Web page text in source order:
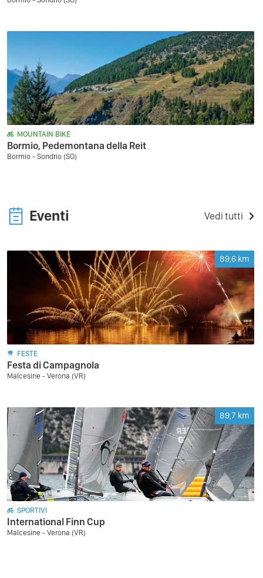
MOUNTAIN BIKE
Bormio, Pedemontana della Reit
Bormio - Sondrio (SO)
Eventi Vedi tutti
89,6 km
FESTE
Festa di Campagnola
Malcesine - Verona (VR)
89,7 km
SPORTIVI
International Finn Cup
Malcesine - Verona (VR)